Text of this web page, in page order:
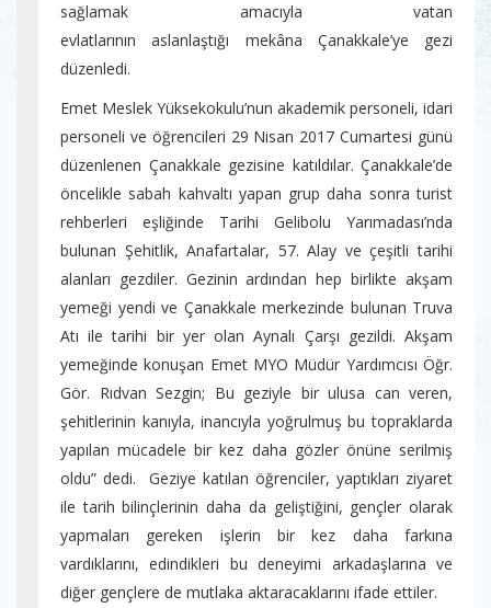
sağlamak amacıyla vatan
evlatlarının aslanlaştığı mekâna Çanakkale’ye gezi
düzenledi.
Emet Meslek Yüksekokulu’nun akademik personeli, idari
personeli ve öğrencileri 29 Nisan 2017 Cumartesi günü
düzenlenen Çanakkale gezisine katıldılar. Çanakkale’de
öncelikle sabah kahvaltı yapan grup daha sonra turist
rehberleri eşliğinde Tarihi Gelibolu Yarımadası’nda
bulunan Şehitlik, Anafartalar, 57. Alay ve çeşitli tarihi
alanları gezdiler. Gezinin ardından hep birlikte akşam
yemeği yendi ve Çanakkale merkezinde bulunan Truva
Atı ile tarihi bir yer olan Aynalı Çarşı gezildi. Akşam
yemeğinde konuşan Emet MYO Müdür Yardımcısı Öğr.
Gör. Rıdvan Sezgin; Bu geziyle bir ulusa can veren,
şehitlerinin kanıyla, inancıyla yoğrulmuş bu topraklarda
yapılan mücadele bir kez daha gözler önüne serilmiş
oldu” dedi. Geziye katılan öğrenciler, yaptıkları ziyaret
ile tarih bilinçlerinin daha da geliştiğini, gençler olarak
yapmaları gereken işlerin bir kez daha farkına
vardıklarını, edindikleri bu deneyimi arkadaşlarına ve
diğer gençlere de mutlaka aktaracaklarını ifade ettiler.